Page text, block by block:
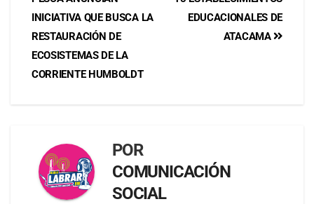
EDUCACIONALES DE
ATACAMA
INICIATIVA QUE BUSCA LA
RESTAURACIÓN DE
ECOSISTEMAS DE LA
CORRIENTE HUMBOLDT
POR
COMUNICACIÓN
SOCIAL